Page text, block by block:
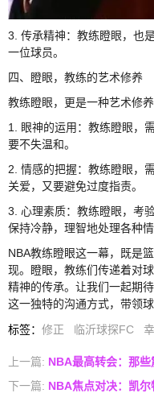
3. 传承精神：教练瞪眼，也
一位球员。
四、瞪眼，教练的艺术修养
教练瞪眼，更是一种艺术修养
1. 眼神的运用：教练瞪眼，
要不失温和。
2. 情感的把握：教练瞪眼，
关爱，又要避免过度指责。
3. 心理素质：教练瞪眼，考
保持冷静，理智地处理各种情
NBA教练瞪眼这一幕，既是
现。瞪眼，教练们传递着对
精神的传承。让我们一起期
这一独特的沟通方式，带领
标签： 修正 临沂球探FC
上一篇: NBA最高转会：那
下一篇: NBA焦点对决：凯尔